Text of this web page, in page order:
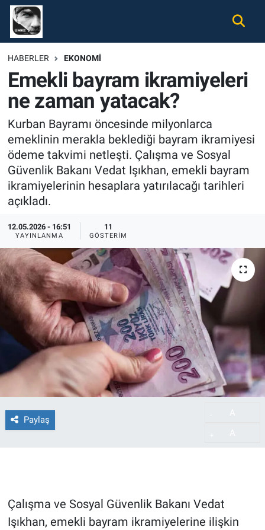
HABERLER EKONOMI
Emekli bayram ikramiyeleri
ne zaman yatacak?
Kurban Bayramı öncesinde milyonlarca
emeklinin merakla beklediği bayram ikramiyesi
ödeme takvimi netleşti. Çalışma ve Sosyal
Güvenlik Bakanı Vedat Işıkhan, emekli bayram
ikramiyelerinin hesaplara yatırılacağı tarihleri
açıkladı.
12.05.2026 - 16:51
YAYINLANMA
11
GÖSTERIM
Paylaş
Çalışma ve Sosyal Güvenlik Bakanı Vedat
Işıkhan, emekli bayram ikramiyelerine ilişkin
Gündem
Ekonomi
Spor
Magazin
Tüm Haberler
İletişim
Künye
Nöbetçi Eczaneler
Hava Durumu
Namaz Vakitleri
Trafik Durumu
Süper Lig Puan Durumu ve Fikstür
Tüm Manşetler
Son Dakika Haberleri
Haber Arşivi